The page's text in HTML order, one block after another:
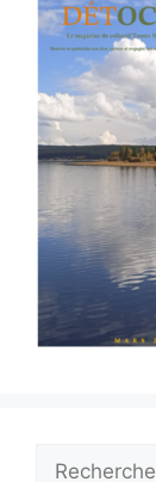
Rechercher :